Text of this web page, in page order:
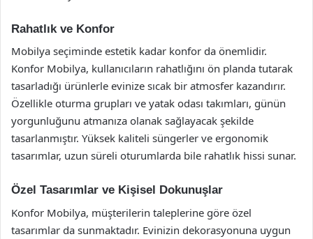
Rahatlık ve Konfor
Mobilya seçiminde estetik kadar konfor da önemlidir.
Konfor Mobilya, kullanıcıların rahatlığını ön planda tutarak
tasarladığı ürünlerle evinize sıcak bir atmosfer kazandırır.
Özellikle oturma grupları ve yatak odası takımları, günün
yorgunluğunu atmanıza olanak sağlayacak şekilde
tasarlanmıştır. Yüksek kaliteli süngerler ve ergonomik
tasarımlar, uzun süreli oturumlarda bile rahatlık hissi sunar.
Özel Tasarımlar ve Kişisel Dokunuşlar
Konfor Mobilya, müşterilerin taleplerine göre özel
tasarımlar da sunmaktadır. Evinizin dekorasyonuna uygun